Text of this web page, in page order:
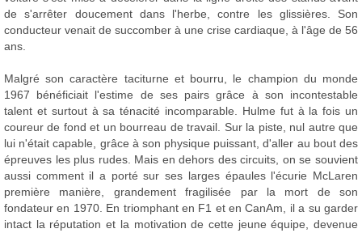
de s'arrêter doucement dans l'herbe, contre les glissières. Son
conducteur venait de succomber à une crise cardiaque, à l'âge de 56
ans.
Malgré son caractère taciturne et bourru, le champion du monde
1967 bénéficiait l'estime de ses pairs grâce à son incontestable
talent et surtout à sa ténacité incomparable. Hulme fut à la fois un
coureur de fond et un bourreau de travail. Sur la piste, nul autre que
lui n'était capable, grâce à son physique puissant, d'aller au bout des
épreuves les plus rudes. Mais en dehors des circuits, on se souvient
aussi comment il a porté sur ses larges épaules l'écurie McLaren
première manière, grandement fragilisée par la mort de son
fondateur en 1970. En triomphant en F1 et en CanAm, il a su garder
intact la réputation et la motivation de cette jeune équipe, devenue